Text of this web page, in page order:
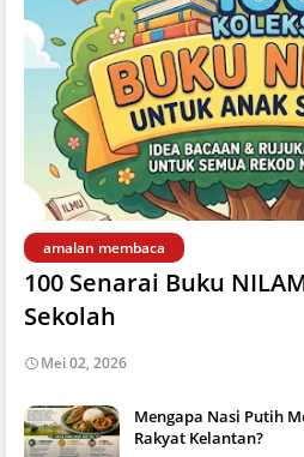
amalan membaca
100 Senarai Buku
Sekolah
Mei 02, 2026
Mengapa Nasi Putih
Rakyat Kelantan?